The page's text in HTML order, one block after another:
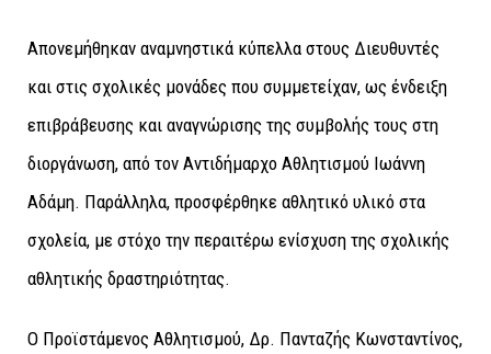
Απονεμήθηκαν αναμνηστικά κύπελλα στους Διευθυντές
και στις σχολικές μονάδες που συμμετείχαν, ως ένδειξη
επιβράβευσης και αναγνώρισης της συμβολής τους στη
διοργάνωση, από τον Αντιδήμαρχο Αθλητισμού Ιωάννη
Αδάμη. Παράλληλα, προσφέρθηκε αθλητικό υλικό στα
σχολεία, με στόχο την περαιτέρω ενίσχυση της σχολικής
αθλητικής δραστηριότητας.
Ο Προϊστάμενος Αθλητισμού, Δρ. Πανταζής Κωνσταντίνος,